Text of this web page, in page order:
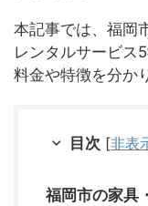
本記事では、福岡
レンタルサービス5
料金や特徴を分か
目次 [非表
福岡市の家具